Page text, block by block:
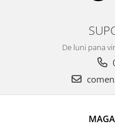
De luni pana